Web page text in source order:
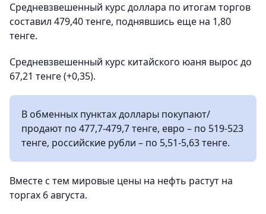
Средневзвешенный курс доллара по итогам торгов
составил 479,40 тенге, поднявшись еще на 1,80
тенге.
Средневзвешенный курс китайского юаня вырос до
67,21 тенге (+0,35).
В обменных пунктах доллары покупают/
продают по 477,7-479,7 тенге, евро – по 519-523
тенге, российские рубли – по 5,51-5,63 тенге.
Вместе с тем мировые цены на нефть растут на
торгах 6 августа.